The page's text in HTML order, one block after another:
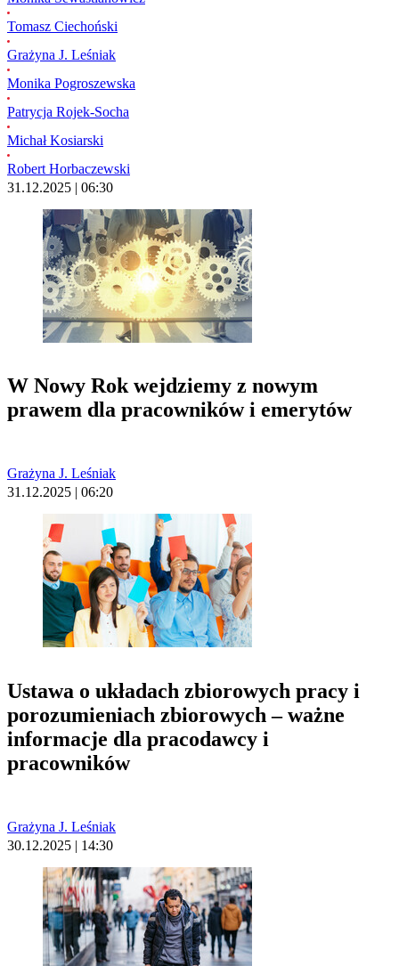
Tomasz Ciechoński
Grażyna J. Leśniak
Monika Pogroszewska
Patrycja Rojek-Socha
Michał Kosiarski
Robert Horbaczewski
31.12.2025 | 06:30
W Nowy Rok wejdziemy z nowym
prawem dla pracowników i emerytów
Grażyna J. Leśniak
31.12.2025 | 06:20
Ustawa o układach zbiorowych pracy i
porozumieniach zbiorowych – ważne
informacje dla pracodawcy i
pracowników
Grażyna J. Leśniak
30.12.2025 | 14:30